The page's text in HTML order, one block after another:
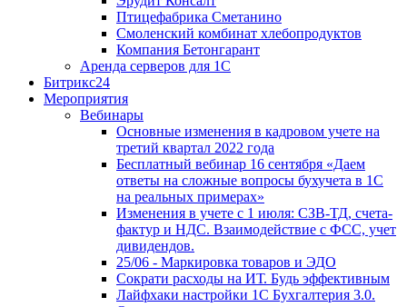
Птицефабрика Сметанино
Смоленский комбинат хлебопродуктов
Компания Бетонгарант
Аренда серверов для 1С
Битрикс24
Мероприятия
Вебинары
Основные изменения в кадровом учете на
третий квартал 2022 года
Бесплатный вебинар 16 сентября «Даем
ответы на сложные вопросы бухучета в 1С
на реальных примерах»
Изменения в учете с 1 июля: СЗВ-ТД, счета-
фактур и НДС. Взаимодействие с ФСС, учет
дивидендов.
25/06 - Маркировка товаров и ЭДО
Сократи расходы на ИТ. Будь эффективным
Лайфхаки настройки 1С Бухгалтерия 3.0.